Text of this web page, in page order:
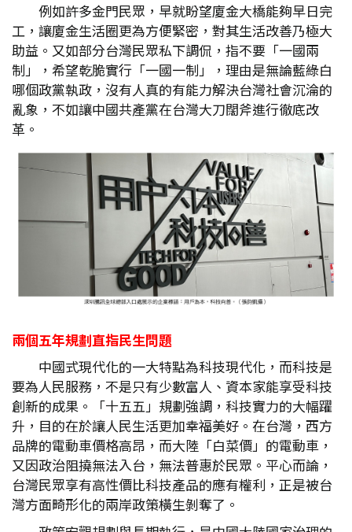
例如許多金門民眾，早就盼望廈金大橋能夠早日完
工，讓廈金生活圈更為方便緊密，對其生活改善乃極大
助益。又如部分台灣民眾私下調侃，指不要「一國兩
制」，希望乾脆實行「一國一制」，理由是無論藍綠白
哪個政黨執政，沒有人真的有能力解決台灣社會沉淪的
亂象，不如讓中國共產黨在台灣大刀闊斧進行徹底改
革。
兩個五年規劃直指民生問題
中國式現代化的一大特點為科技現代化，而科技是
要為人民服務，不是只有少數富人、資本家能享受科技
創新的成果。「十五五」規劃強調，科技實力的大幅躍
升，目的在於讓人民生活更加幸福美好。在台灣，西方
品牌的電動車價格高昂，而大陸「白菜價」的電動車，
又因政治阻撓無法入台，無法普惠於民眾。平心而論，
台灣民眾享有高性價比科技產品的應有權利，正是被台
灣方面畸形化的兩岸政策橫生剝奪了。